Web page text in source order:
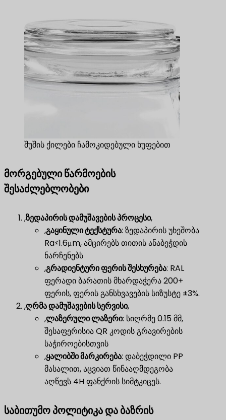
შუშის ქილები ჩამოკიდებული ხუფებით
მორგებული წარმოების
შესაძლებლობები
,ზედაპირის დამუშავების პროცესი,
,გაყინული ტექსტურა​: ზედაპირის უხეშობა
Ra≤1.6μm, ამცირებს თითის ანაბეჭდის
ნარჩენებს
,გრადიენტური ფერის შესხურება​: RAL
ფერადი ბარათის მხარდაჭერა 200+
ფერის, ფერის განსხვავების სიზუსტე ±3%.
,ღრმა დამუშავების სერვისი,
,ლაზერული ლაზერი​: სიღრმე 0.15 მმ,
შესაფერისია QR კოდის გრავირების
საჭიროებისთვის
,ყალიბში მარკირება​: დაბეჭდილი PP
მასალით, აცვიათ წინააღმდეგობა
აღწევს 4H ფანქრის სიმტკიცეს.
საბითუმო პოლიტიკა და ბაზრის